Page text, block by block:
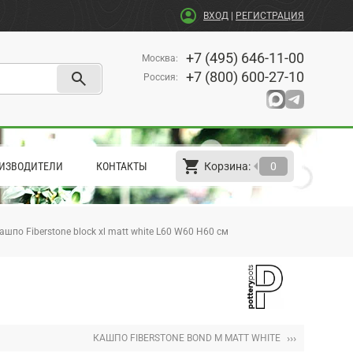
account_circle ВХОД РЕГИСТРАЦИЯ
search
Москва: +7 (495) 646-11-00
Россия: +7 (800) 600-27-10
КОНТАКТЫ shopping_cart Корзина: 0
arrow_left
Fiberstone block xl matt white L60 W60 H60 см
КАШПО FIBERSTONE BOND M MATT WHITE ›››